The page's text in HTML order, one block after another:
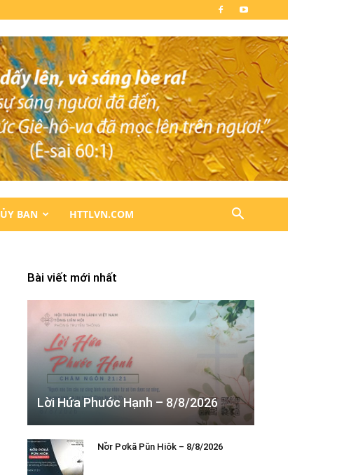
ỦY BAN HTTLVN.COM
Bài viết mới nhất
Lời Hứa Phước Hạnh – 8/8/2026
Nơ̆r Pơkă Pŭn Hiôk – 8/8/2026